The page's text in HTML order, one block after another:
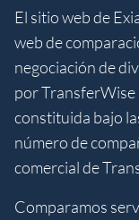
El sitio web de
web de
negociación de
por
constituida bajo
número de
comercial de
Comparamos